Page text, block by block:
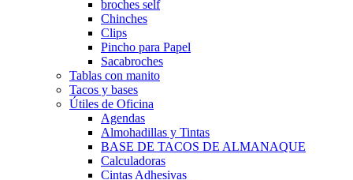
broches self
Chinches
Clips
Pincho para Papel
Sacabroches
Tablas con manito
Tacos y bases
Útiles de Oficina
Agendas
Almohadillas y Tintas
BASE DE TACOS DE ALMANAQUE
Calculadoras
Cintas Adhesivas